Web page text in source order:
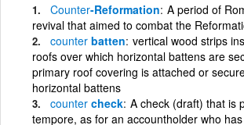
Counter-Reformation A period of
revival that aimed to combat the
counter batten vertical wood strips
roofs over which horizontal battens are
primary roof covering is attached or
horizontal battens
counter check A check (draft) that is
tempore, as for an accountholder who